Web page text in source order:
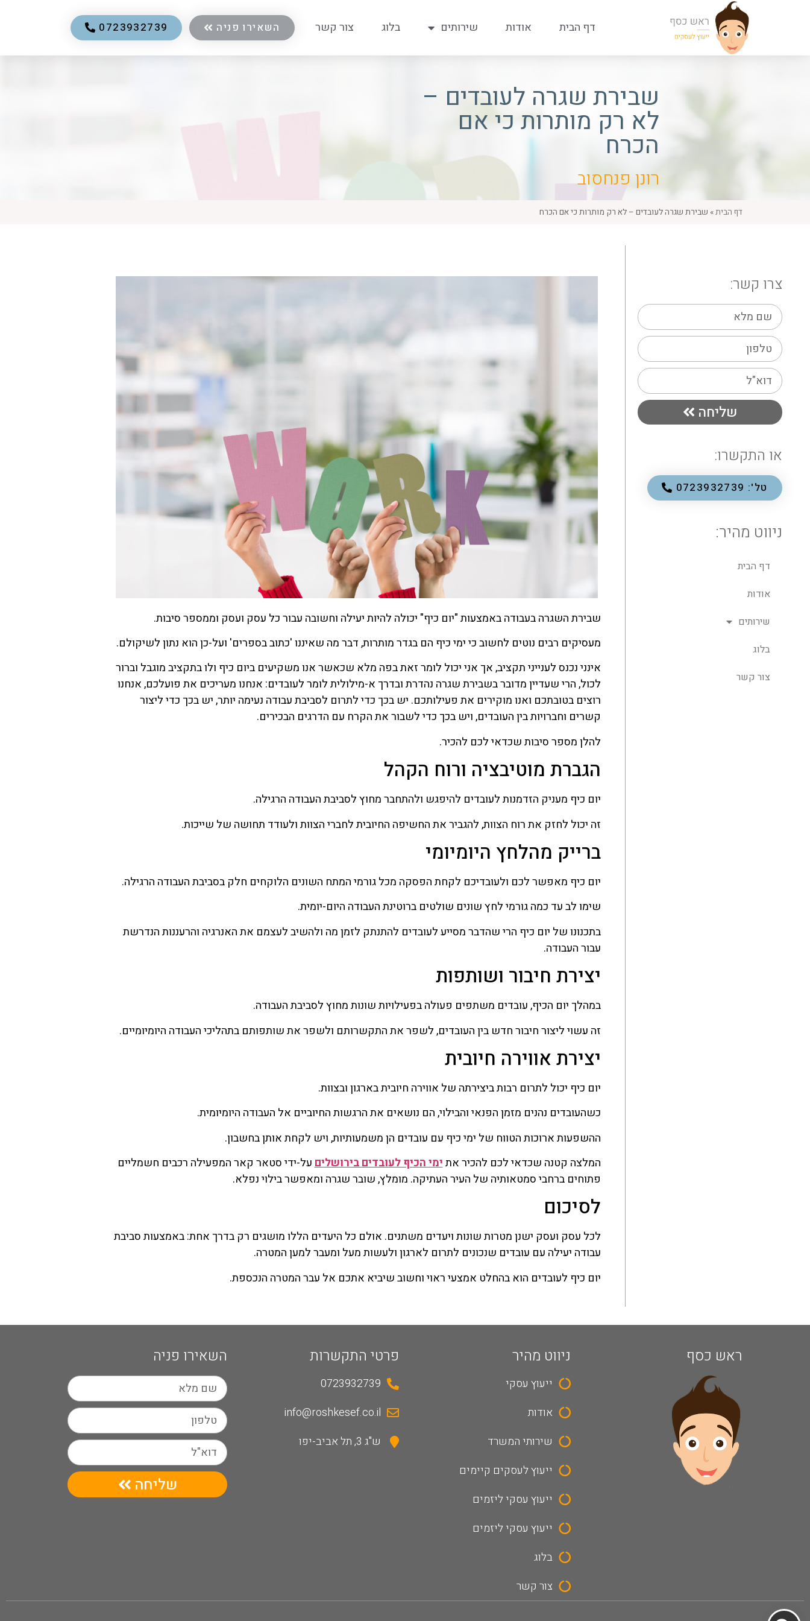
דף הבית אודות שירותים בלוג צור קשר השאירו פניה 0723932739
שבירת שגרה לעובדים –
לא רק מותרות כי אם
הכרח
רונן פנחסוב
דף הבית» שבירת שגרה לעובדים – לא רק מותרות כי אם הכרח
צרו קשר:
שליחה
או התקשרו:
טל': 0723932739
ניווט מהיר:
דף הבית
אודות
שירותים
בלוג
צור קשר
שבירת השגרה בעבודה באמצעות "יום כיף" יכולה להיות יעילה וחשובה עבור כל עסק ועסק וממספר סיבות.
מעסיקים רבים נוטים לחשוב כי ימי כיף הם בגדר מותרות, דבר מה שאיננו 'כתוב בספרים' ועל-כן הוא נתון לשיקולם.
אינני נכנס לענייני תקציב, אך אני יכול לומר זאת בפה מלא שכאשר אנו משקיעים ביום כיף ולו בתקציב מוגבל וברור
לכול, הרי שעדיין מדובר בשבירת שגרה נהדרת ובדרך א-מילולית לומר לעובדים: אנחנו מעריכים את פועלכם, אנחנו
רוצים בטובתכם ואנו מוקירים את פעילותכם. יש בכך כדי לתרום לסביבת עבודה נעימה יותר, יש בכך כדי ליצור
קשרים וחברויות בין העובדים, ויש בכך כדי לשבור את הקרח עם הדרגים הבכירים.
להלן מספר סיבות שכדאי לכם להכיר.
הגברת מוטיבציה ורוח הקהל
יום כיף מעניק הזדמנות לעובדים להיפגש ולהתחבר מחוץ לסביבת העבודה הרגילה.
זה יכול לחזק את רוח הצוות, להגביר את החשיפה החיובית לחברי הצוות ולעודד תחושה של שייכות.
ברייק מהלחץ היומיומי
יום כיף מאפשר לכם ולעובדיכם לקחת הפסקה מכל גורמי המתח השונים הלוקחים חלק בסביבת העבודה הרגילה.
שימו לב עד כמה גורמי לחץ שונים שולטים ברוטינת העבודה היום-יומית.
בתכנונו של יום כיף הרי שהדבר מסייע לעובדים להתנתק לזמן מה ולהשיב לעצמם את האנרגיה והרעננות הנדרשת
עבור העבודה.
יצירת חיבור ושותפות
במהלך יום הכיף, עובדים משתפים פעולה בפעילויות שונות מחוץ לסביבת העבודה.
זה עשוי ליצור חיבור חדש בין העובדים, לשפר את התקשרותם ולשפר את שותפותם בתהליכי העבודה היומיומיים.
יצירת אווירה חיובית
יום כיף יכול לתרום רבות ביצירתה של אווירה חיובית בארגון ובצוות.
כשהעובדים נהנים מזמן הפנאי והבילוי, הם נושאים את הרגשות החיוביים אל העבודה היומיומית.
ההשפעות ארוכות הטווח של ימי כיף עם עובדים הן משמעותיות, ויש לקחת אותן בחשבון.
המלצה קטנה שכדאי לכם להכיר אתימי הכיף לעובדים בירושליםעל-ידי סטאר קאר המפעילה רכבים חשמליים
פתוחים ברחבי סמטאותיה של העיר העתיקה. מומלץ, שובר שגרה ומאפשר בילוי נפלא.
לסיכום
לכל עסק ועסק ישנן מטרות שונות ויעדים משתנים. אולם כל היעדים הללו מושגים רק בדרך אחת: באמצעות סביבת
עבודה יעילה עם עובדים שנכונים לתרום לארגון ולעשות מעל ומעבר למען המטרה.
יום כיף לעובדים הוא בהחלט אמצעי ראוי וחשוב שיביא אתכם אל עבר המטרה הנכספת.
ראש כסף ניווט מהיר
ייעוץ עסקי
אודות
שירותי המשרד
ייעוץ לעסקים קיימים
ייעוץ עסקי ליזמים
ייעוץ עסקי ליזמים
בלוג
צור קשר
פרטי התקשרות
0723932739
info@roshkesef.co.il
ש"ג 3, תל אביב-יפו
השאירו פניה
שליחה